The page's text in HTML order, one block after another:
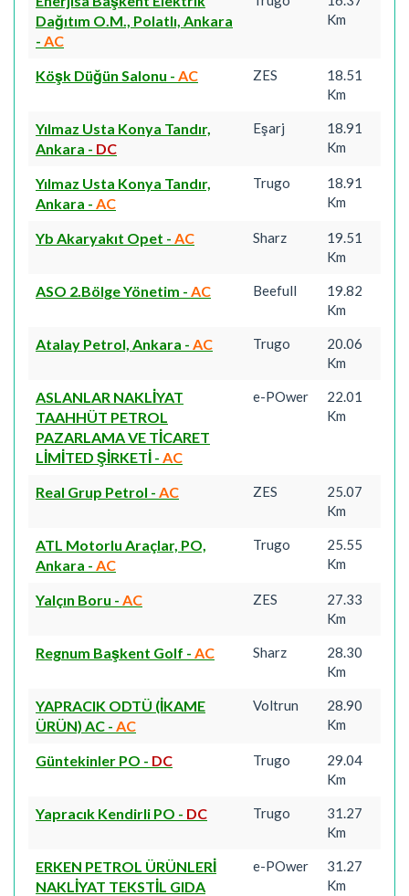
Dağıtım O.M., Polatlı, Ankara
- AC
Km
Köşk Düğün Salonu - AC ZES
18.51
Km
Yılmaz Usta Konya Tandır,
Ankara - DC
Eşarj
18.91
Km
Yılmaz Usta Konya Tandır,
Ankara - AC
Trugo
18.91
Km
Yb Akaryakıt Opet - AC Sharz
19.51
Km
ASO 2.Bölge Yönetim - AC Beefull
19.82
Km
Atalay Petrol, Ankara - AC Trugo
20.06
Km
ASLANLAR NAKLİYAT
TAAHHÜT PETROL
PAZARLAMA VE TİCARET
LİMİTED ŞİRKETİ - AC
e-POwer
22.01
Km
Real Grup Petrol - AC ZES
25.07
Km
ATL Motorlu Araçlar, PO,
Ankara - AC
Trugo
25.55
Km
Yalçın Boru - AC ZES
27.33
Km
Regnum Başkent Golf - AC Sharz
28.30
Km
YAPRACIK ODTÜ (İKAME
ÜRÜN) AC - AC
Voltrun
28.90
Km
Güntekinler PO - DC Trugo
29.04
Km
Yapracık Kendirli PO - DC Trugo
31.27
Km
ERKEN PETROL ÜRÜNLERİ
NAKLİYAT TEKSTİL GIDA
e-POwer
31.27
Km